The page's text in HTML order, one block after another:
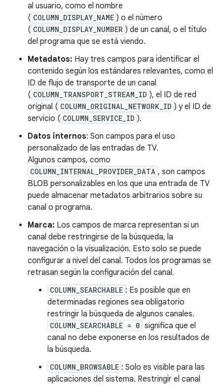
al usuario, como el nombre
( COLUMN_DISPLAY_NAME ) o el número
( COLUMN_DISPLAY_NUMBER ) de un canal, o el título
del programa que se está viendo.
Metadatos: Hay tres campos para identificar el
contenido según los estándares relevantes, como el
ID de flujo de transporte de un canal
( COLUMN_TRANSPORT_STREAM_ID ), el ID de red
original ( COLUMN_ORIGINAL_NETWORK_ID ) y el ID de
servicio ( COLUMN_SERVICE_ID ).
Datos internos: Son campos para el uso
personalizado de las entradas de TV.
Algunos campos, como
COLUMN_INTERNAL_PROVIDER_DATA , son campos
BLOB personalizables en los que una entrada de TV
puede almacenar metadatos arbitrarios sobre su
canal o programa.
Marca: Los campos de marca representan si un
canal debe restringirse de la búsqueda, la
navegación o la visualización. Esto solo se puede
configurar a nivel del canal. Todos los programas se
retrasan según la configuración del canal.
COLUMN_SEARCHABLE : Es posible que en
determinadas regiones sea obligatorio
restringir la búsqueda de algunos canales.
COLUMN_SEARCHABLE = 0 significa que el
canal no debe exponerse en los resultados de
la búsqueda.
COLUMN_BROWSABLE : Solo es visible para las
aplicaciones del sistema. Restringir el canal